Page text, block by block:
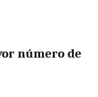
número de